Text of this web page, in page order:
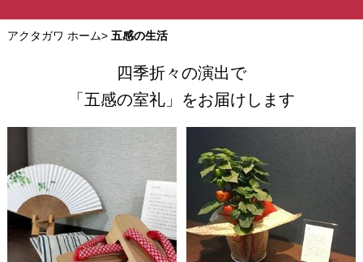
アクタガワ ホーム> 五感の生活
四季折々の演出で
「五感の室礼」をお届けします